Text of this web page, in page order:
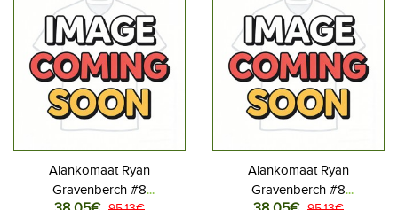
Alankomaat Ryan
Gravenberch #8
Alankomaat Ryan
Gravenberch #8